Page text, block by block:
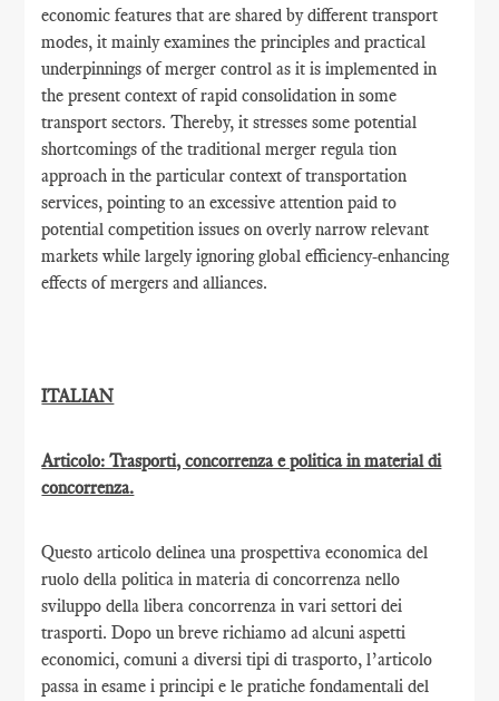
economic features that are shared by different transport
modes, it mainly examines the principles and practical
underpinnings of merger control as it is implemented in
the present context of rapid consolidation in some
transport sectors. Thereby, it stresses some potential
shortcomings of the traditional merger regula tion
approach in the particular context of transportation
services, pointing to an excessive attention paid to
potential competition issues on overly narrow relevant
markets while largely ignoring global efficiency-enhancing
effects of mergers and alliances.
ITALIAN
Articolo: Trasporti, concorrenza e politica in material di
concorrenza.
Questo articolo delinea una prospettiva economica del
ruolo della politica in materia di concorrenza nello
sviluppo della libera concorrenza in vari settori dei
trasporti. Dopo un breve richiamo ad alcuni aspetti
economici, comuni a diversi tipi di trasporto, l’articolo
passa in esame i principi e le pratiche fondamentali del